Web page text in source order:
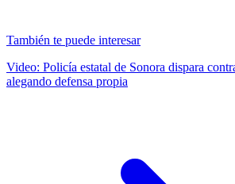
También te puede interesar
Video: Policía estatal de Sonora dispara
alegando defensa propia